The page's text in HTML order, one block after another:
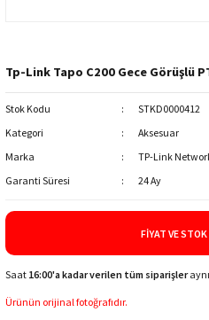
Tp-Link Tapo C200 Gece Görüşlü
Stok Kodu
STKD0000412
Kategori
Aksesuar
Marka
TP-Link
Garanti Süresi
24 Ay
FIYAT VE
Saat 16:00'a kadar verilen tüm siparişler
Ürünün orijinal fotoğrafıdır.